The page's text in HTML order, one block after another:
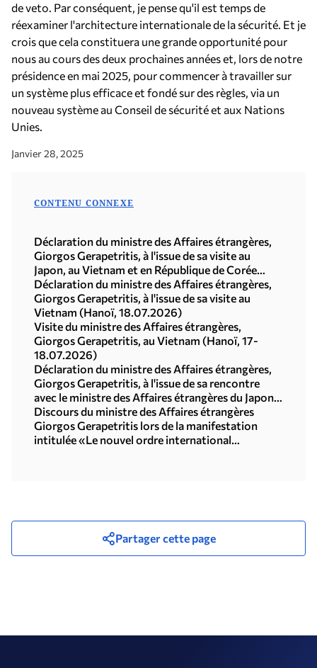
de veto. Par conséquent, je pense qu'il est temps de
réexaminer l'architecture internationale de la sécurité. Et je
crois que cela constituera une grande opportunité pour
nous au cours des deux prochaines années et, lors de notre
présidence en mai 2025, pour commencer à travailler sur
un système plus efficace et fondé sur des règles, via un
nouveau système au Conseil de sécurité et aux Nations
Unies.
Janvier 28, 2025
CONTENU CONNEXE
Déclaration du ministre des Affaires étrangères,
Giorgos Gerapetritis, à l'issue de sa visite au
Japon, au Vietnam et en République de Corée
(Séoul, 21.07.2026)
Déclaration du ministre des Affaires étrangères,
Giorgos Gerapetritis, à l'issue de sa visite au
Vietnam (Hanoï, 18.07.2026)
Visite du ministre des Affaires étrangères,
Giorgos Gerapetritis, au Vietnam (Hanoï, 17-
18.07.2026)
Déclaration du ministre des Affaires étrangères,
Giorgos Gerapetritis, à l'issue de sa rencontre
avec le ministre des Affaires étrangères du Japon,
Toshimitsu Motegi (Tokyo, 16.07.2026)
Discours du ministre des Affaires étrangères
Giorgos Gerapetritis lors de la manifestation
intitulée «Le nouvel ordre international
Partager cette page